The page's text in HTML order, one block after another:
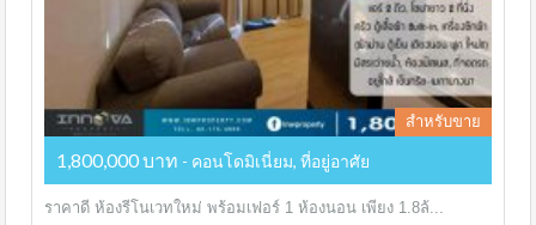
สำหรับขาย
1,800,000 บาท - คอนโดมิเนี่ยม, ที่อยู่อาศัย
ราคาดี ห้องรีโนเวทใหม่ พร้อมเฟอร์ 1 ห้องนอน เพียง 1.8ล้...